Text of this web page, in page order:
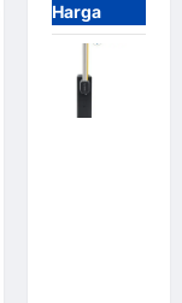
Harga